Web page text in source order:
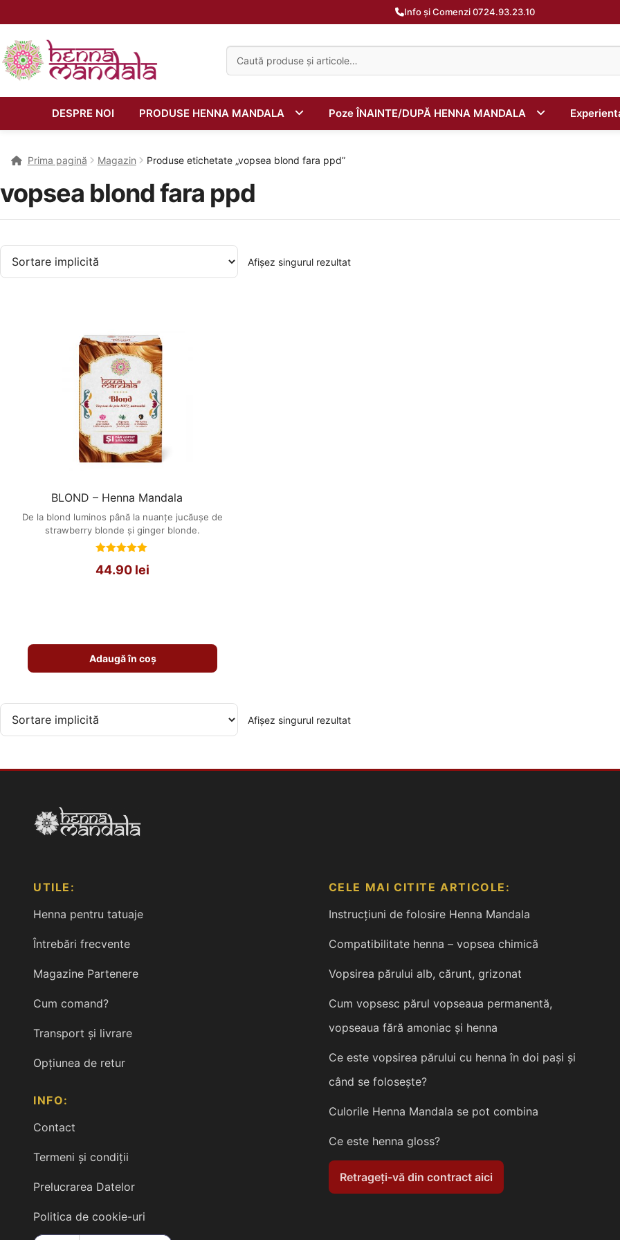
Info și Comenzi 0724.93.23.10
DESPRE NOI PRODUSE HENNA MANDALA Poze ÎNAINTE/DUPĂ HENNA MANDALA
Prima pagină Magazin Produse etichetate „vopsea blond fara ppd”
vopsea blond fara ppd
Afișez singurul rezultat
BLOND – Henna Mandala
De la blond luminos până la nuanțe jucăușe de
strawberry blonde și ginger blonde.
la
44.90 lei
Adaugă în coș
Afișez singurul rezultat
UTILE:
Henna pentru tatuaje
Întrebări frecvente
Magazine Partenere
Cum comand?
Transport și livrare
Opțiunea de retur
INFO:
Contact
Termeni și condiții
Prelucrarea Datelor
Politica de cookie-uri
CELE MAI CITITE ARTICOLE:
Instrucțiuni de folosire Henna Mandala
Compatibilitate henna – vopsea chimică
Vopsirea părului alb, cărunt, grizonat
Cum vopsesc părul vopseaua permanentă,
vopseaua fără amoniac și henna
Ce este vopsirea părului cu henna în doi pași și
când se folosește?
Culorile Henna Mandala se pot combina
Ce este henna gloss?
Retrageți-vă din contract aici